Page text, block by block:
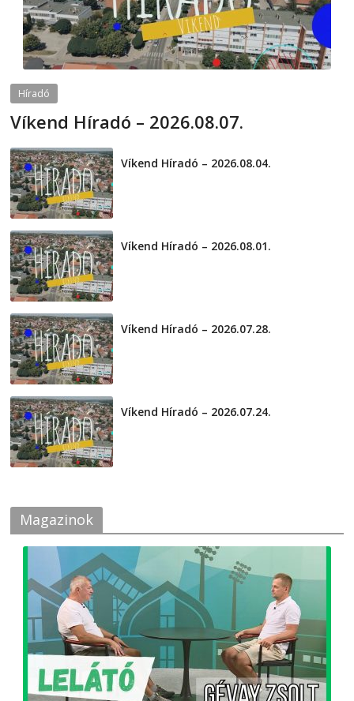
Híradó
Víkend Híradó – 2026.08.07.
Víkend Híradó – 2026.08.04.
Víkend Híradó – 2026.08.01.
Víkend Híradó – 2026.07.28.
Víkend Híradó – 2026.07.24.
Magazinok